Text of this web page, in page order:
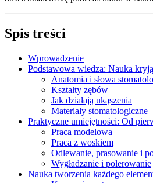
Spis treści
Wprowadzenie
Podstawowa wiedza: Nauka
Anatomia i słowa
Kształty zębów
Jak działają ukąszenia
Materiały stomatologiczne
Praktyczne umiejętności: Od
Praca modelowa
Praca z woskiem
Odlewanie, prasowanie i
Wygładzanie i polerowanie
Nauka tworzenia każdego